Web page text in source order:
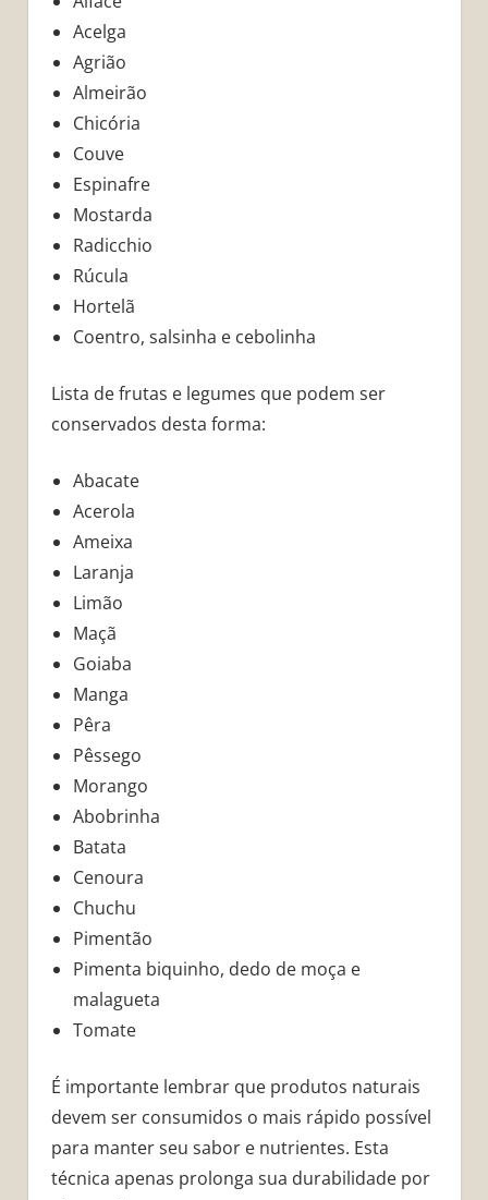
Acelga
Agrião
Almeirão
Chicória
Couve
Espinafre
Mostarda
Radicchio
Rúcula
Hortelã
Coentro, salsinha e cebolinha
Lista de frutas e legumes que podem ser
conservados desta forma:
Abacate
Acerola
Ameixa
Laranja
Limão
Maçã
Goiaba
Manga
Pêra
Pêssego
Morango
Abobrinha
Batata
Cenoura
Chuchu
Pimentão
Pimenta biquinho, dedo de moça e
malagueta
Tomate
É importante lembrar que produtos naturais
devem ser consumidos o mais rápido possível
para manter seu sabor e nutrientes. Esta
técnica apenas prolonga sua durabilidade por